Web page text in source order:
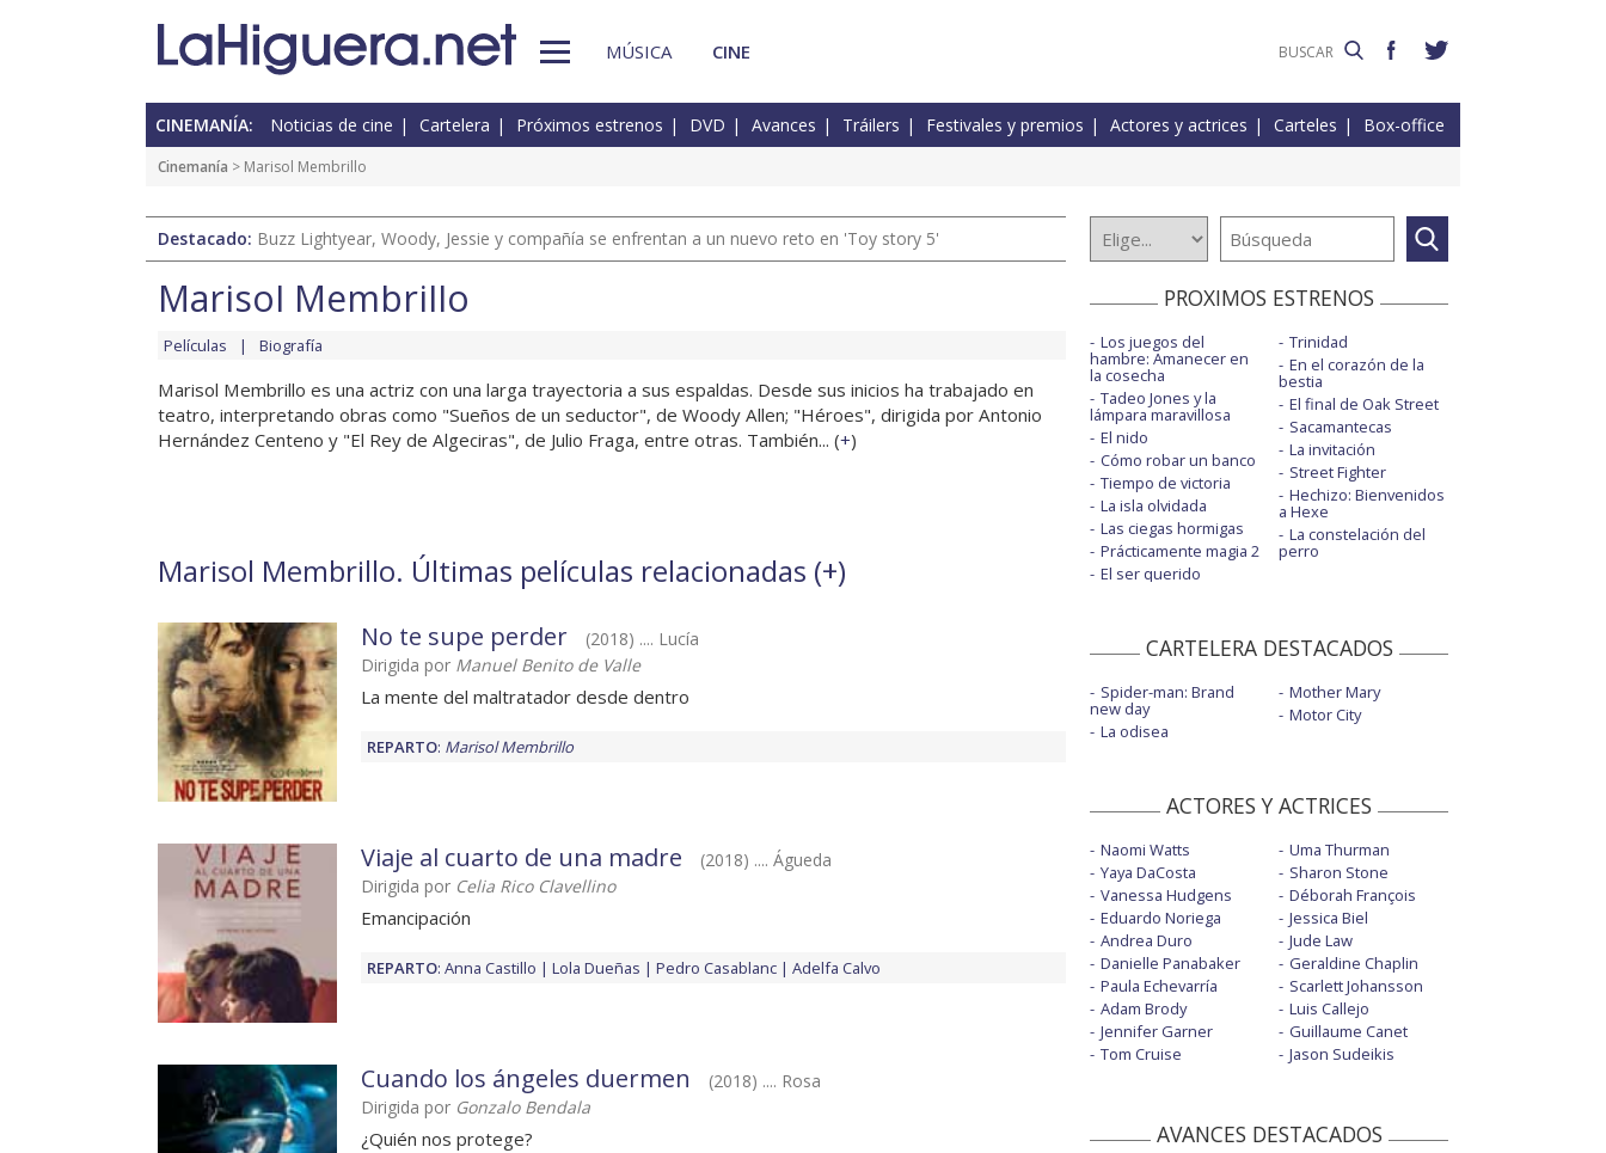
MÚSICA CINE
CINEMANÍA: Noticias de cine Cartelera Próximos estrenos DVD Avances Tráilers Festivales y premios Actores y actrices Carteles Box-office
Cinemanía > Marisol Membrillo
Destacado: Buzz Lightyear, Woody, Jessie y compañía se enfrentan a un nuevo reto en 'Toy story 5'
Marisol Membrillo
Películas Biografía
Marisol Membrillo es una actriz con una larga trayectoria a sus espaldas. Desde sus inicios ha trabajado en
teatro, interpretando obras como "Sueños de un seductor", de Woody Allen; "Héroes", dirigida por Antonio
Hernández Centeno y "El Rey de Algeciras", de Julio Fraga, entre otras. También... (+)
Marisol Membrillo. Últimas películas relacionadas (+)
No te supe perder
(2018) .... Lucía
Dirigida por Manuel Benito de Valle
La mente del maltratador desde dentro
REPARTO: Marisol Membrillo
Viaje al cuarto de una madre
(2018) .... Águeda
Dirigida por Celia Rico Clavellino
Emancipación
REPARTO: Anna Castillo Lola Dueñas Pedro Casablanc Adelfa Calvo
Cuando los ángeles duermen
(2018) .... Rosa
Dirigida por Gonzalo Bendala
¿Quién nos protege?
PROXIMOS ESTRENOS
Los juegos del
hambre: Amanecer en
la cosecha
Tadeo Jones y la
lámpara maravillosa
El nido
Cómo robar un banco
Tiempo de victoria
La isla olvidada
Las ciegas hormigas
Prácticamente magia 2
El ser querido
Trinidad
En el corazón de la
bestia
El final de Oak Street
Sacamantecas
La invitación
Street Fighter
Hechizo: Bienvenidos
a Hexe
La constelación del
perro
CARTELERA DESTACADOS
Spider-man: Brand
new day
La odisea
Mother Mary
Motor City
ACTORES Y ACTRICES
Naomi Watts
Yaya DaCosta
Vanessa Hudgens
Eduardo Noriega
Andrea Duro
Danielle Panabaker
Paula Echevarría
Adam Brody
Jennifer Garner
Tom Cruise
Uma Thurman
Sharon Stone
Déborah François
Jessica Biel
Jude Law
Geraldine Chaplin
Scarlett Johansson
Luis Callejo
Guillaume Canet
Jason Sudeikis
AVANCES DESTACADOS